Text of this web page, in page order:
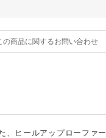
の商品に関するお問い合わせ
、ヒールアップローファー